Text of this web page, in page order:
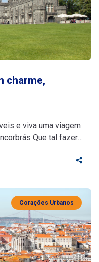
charme,
e viva uma viagem
Que tal fazer
Se você está
para artistas, […]
Corações Urbanos